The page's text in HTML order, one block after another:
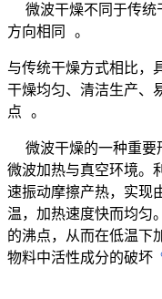
微波干燥不同于传统
方向相同
。
与传统干燥方式相比，
干燥均匀、清洁生产、
点
。
微波干燥的一种重要
微波加热与真空环境。
速振动摩擦产热，实现
温，加热速度快而均匀
的沸点，从而在低温下
物料中活性成分的破坏